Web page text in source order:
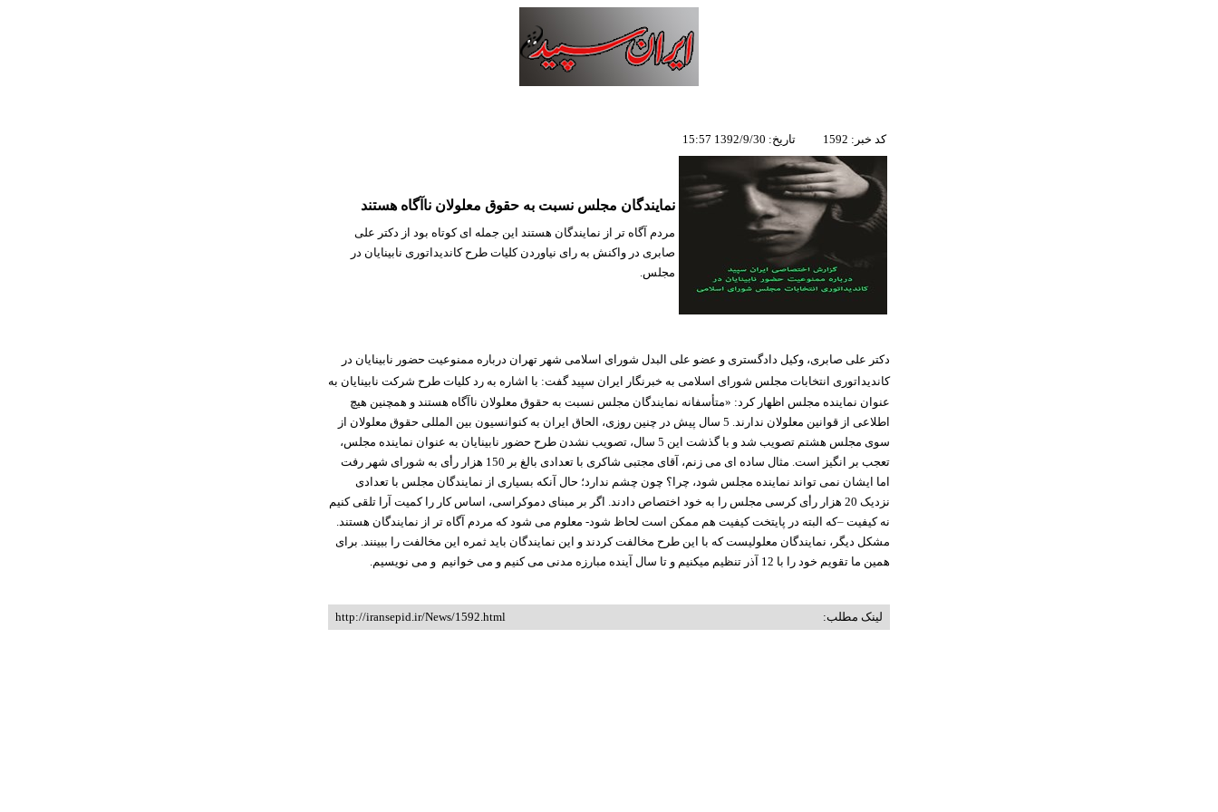
کد خبر: 1592 تاریخ: 1392/9/30 15:57
نمایندگان مجلس نسبت به حقوق معلولان ناآگاه هستند
مردم آگاه تر از نمایندگان هستند این جمله ای کوتاه بود از دکتر علی
صابری در واکنش به رای نیاوردن کلیات طرح کاندیداتوری نابینایان در
مجلس.
دکتر علی صابری، وکیل دادگستری و عضو علی البدل شورای اسلامی شهر تهران درباره ممنوعیت حضور نابینایان در
کاندیداتوری انتخابات مجلس شورای اسلامی به خبرنگار ایران سپید گفت: با اشاره به رد کلیات طرح شرکت نابینایان به
عنوان نماینده مجلس اظهار کرد: «متأسفانه نمایندگان مجلس نسبت به حقوق معلولان ناآگاه هستند و همچنین هیچ
اطلاعی از قوانین معلولان ندارند. 5 سال پیش در چنین روزی، الحاق ایران به کنوانسیون بین المللی حقوق معلولان از
سوی مجلس هشتم تصویب شد و با گذشت این 5 سال، تصویب نشدن طرح حضور نابینایان به عنوان نماینده مجلس،
تعجب بر انگیز است. مثال ساده ای می زنم، آقای مجتبی شاکری با تعدادی بالغ بر 150 هزار رأی به شورای شهر رفت
اما ایشان نمی تواند نماینده مجلس شود، چرا؟ چون چشم ندارد؛ حال آنکه بسیاری از نمایندگان مجلس با تعدادی
نزدیک 20 هزار رأی کرسی مجلس را به خود اختصاص دادند. اگر بر مبنای دموکراسی، اساس کار را کمیت آرا تلقی کنیم
نه کیفیت –که البته در پایتخت کیفیت هم ممکن است لحاظ شود- معلوم می شود که مردم آگاه تر از نمایندگان هستند.
مشکل دیگر، نمایندگان معلولیست که با این طرح مخالفت کردند و این نمایندگان باید ثمره این مخالفت را ببینند. برای
همین ما تقویم خود را با 12 آذر تنظیم میکنیم و تا سال آینده مبارزه مدنی می کنیم و می خوانیم و می نویسیم.
لینک مطلب: http://iransepid.ir/News/1592.html